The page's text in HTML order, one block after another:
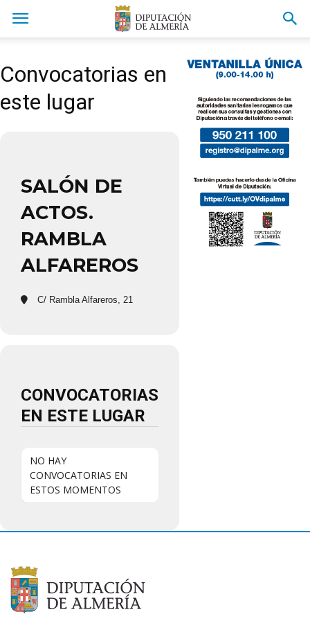
Convocatorias en
este lugar
SALÓN DE
ACTOS.
RAMBLA
ALFAREROS
C/ Rambla Alfareros, 21
CONVOCATORIAS
EN ESTE LUGAR
NO HAY
CONVOCATORIAS EN
ESTOS MOMENTOS